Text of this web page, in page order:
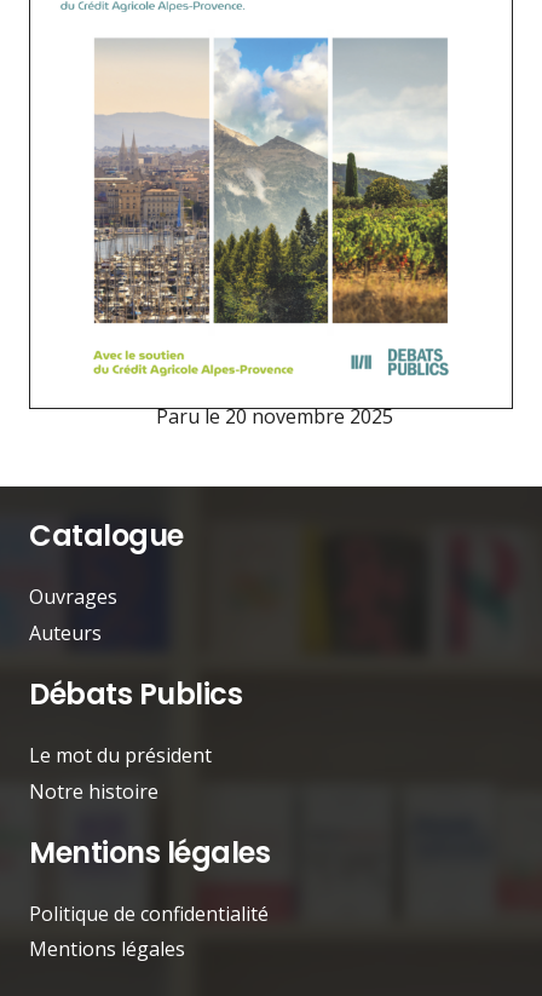
Paru le20 novembre 2025
Catalogue
Ouvrages
Auteurs
Débats Publics
Le mot du président
Notre histoire
Mentions légales
Politique de confidentialité
Mentions légales